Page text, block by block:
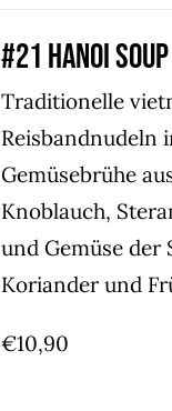
#21 HANOI SOUP
Traditionelle
Reisbandnudeln
Gemüsebrühe
Knoblauch,
und Gemüse
Koriander und
€10,90